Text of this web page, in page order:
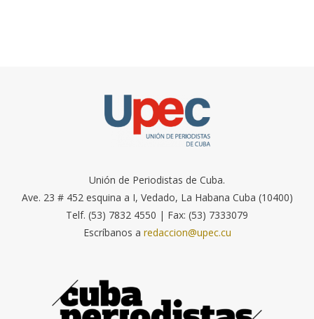
Unión de Periodistas de Cuba.
Ave. 23 # 452 esquina a I, Vedado, La Habana Cuba (10400)
Telf. (53) 7832 4550 | Fax: (53) 7333079
Escríbanos a redaccion@upec.cu